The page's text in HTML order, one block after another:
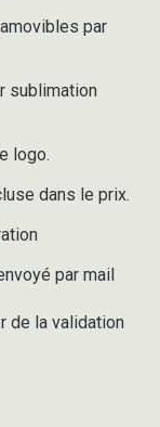
par
sublimation
logo.
dans le prix.
par mail
de la validation